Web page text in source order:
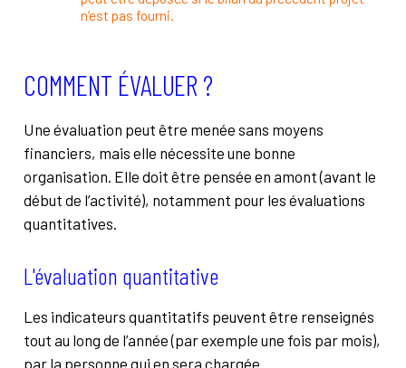
n’est pas fourni.
COMMENT ÉVALUER ?
Une évaluation peut être menée sans moyens
financiers, mais elle nécessite une bonne
organisation. Elle doit être pensée en amont (avant le
début de l’activité), notamment pour les évaluations
quantitatives.
L'évaluation quantitative
Les indicateurs quantitatifs peuvent être renseignés
tout au long de l’année (par exemple une fois par mois),
par la personne qui en sera chargée.